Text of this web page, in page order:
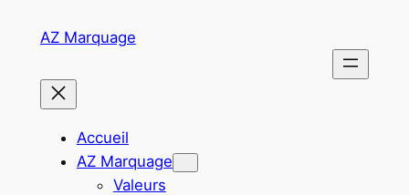
AZ Marquage
Accueil
AZ Marquage
Valeurs